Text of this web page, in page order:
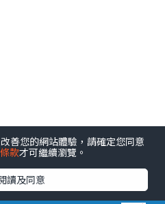
善您的網站體驗，請確定您同意
款才可繼續瀏覽。
讀及同意